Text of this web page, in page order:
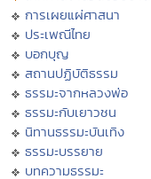
การเผยแผ่ศาสนา
ประเพณีไทย
บอกบุญ
สถานปฏิบัติธรรม
ธรรมะจากหลวงพ่อ
ธรรมะกับเยาวชน
นิทานธรรมะบันเทิง
ธรรมะบรรยาย
บทความธรรมะ